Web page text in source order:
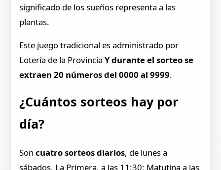
significado de los sueños representa a las
plantas.
Este juego tradicional es administrado por
Lotería de la ProvinciaY durante el sorteo se
extraen 20 números del 0000 al 9999.
¿Cuántos sorteos hay por
día?
Soncuatro sorteos diarios, de lunes a
sábados. La Primera, a las 11:30; Matutina a las